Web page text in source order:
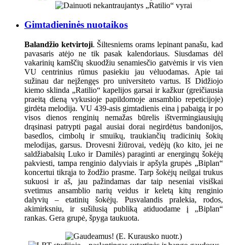
Gimtadieninės nuotaikos
Balandžio ketvirtoji. Šiltesniems orams lepinant panašu, kad
pavasaris atėjo ne tik pasak kalendoriaus. Siusdamas dėl
vakarinių kamščių skuodžiu senamiesčio gatvėmis ir vis vien
VU centrinius rūmus pasiekiu jau vėluodamas. Apie tai
sužinau dar neįžengęs pro universiteto vartus. Iš Didžiojo
kiemo sklinda „Ratilio“ kapelijos garsai ir kažkur (greičiausia
praeitą dieną vykusioje papildomoje ansamblio repeticijoje)
girdėta melodija. VU 439-asis gimtadienis eina į pabaigą ir po
visos dienos renginių nemažas būrelis ištvermingiausiųjų
drąsinasi patrypti pagal ausiai dorai negirdėtus bandonijos,
basedlos, cimbolų ir smuikų, traukiančių tradicinių šokių
melodijas, garsus. Drovesni žiūrovai, vedėjų (ko kito, jei ne
saldžiabalsių Luko ir Damilės) paraginti ar energingų šokėjų
pakviesti, tampa renginio dalyviais ir apšyla grupės „Biplan“
koncertui tikrąja to žodžio prasme. Tarp šokėjų neilgai trukus
sukuosi ir aš, jau pažindamas dar taip neseniai visiškai
svetimus ansamblio narių veidus ir keletą kitų renginio
dalyvių – etatinių šokėjų. Pusvalandis pralekia, rodos,
akimirksniu, ir sušilusią publiką atiduodame į „Biplan“
rankas. Gera grupė, špyga taukuota.